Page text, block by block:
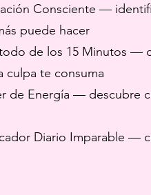
Consciente —
puede hacer
de los 15 Minutos —
culpa te consuma
de Energía — descubre
Diario Imparable —